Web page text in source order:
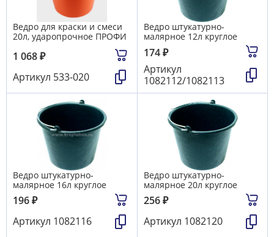
Ведро для краски и смеси
20л, ударопрочное ПРОФИ
1 068₽
Артикул 533-020
Ведро штукатурно-
малярное 12л круглое
174₽
Артикул
1082112/1082113
Ведро штукатурно-
малярное 16л круглое
196₽
Артикул 1082116
Ведро штукатурно-
малярное 20л круглое
256₽
Артикул 1082120